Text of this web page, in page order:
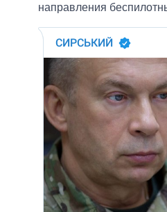
направления